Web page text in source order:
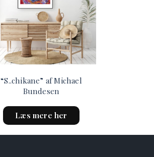
“S..chikane” af Michael
Bundesen
Læs mere her
This
product
has